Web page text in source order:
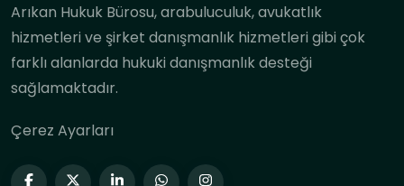
Arıkan Hukuk Bürosu, arabuluculuk, avukatlık
hizmetleri ve şirket danışmanlık hizmetleri gibi çok
farklı alanlarda hukuki danışmanlık desteği
sağlamaktadır.
Çerez Ayarları